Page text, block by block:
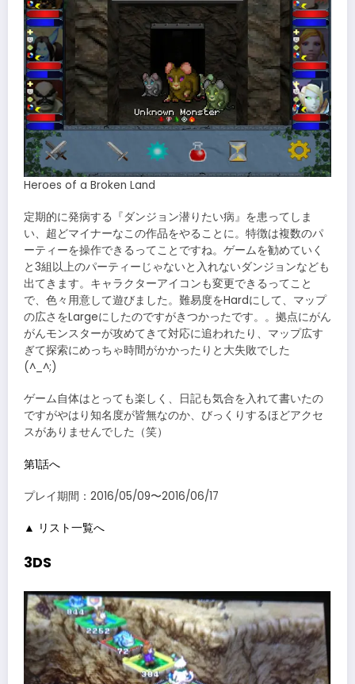
Heroes of a Broken Land
定期的に発病する『ダンジョン潜りたい病』を患ってしま
い、超どマイナーなこの作品をやることに。特徴は複数のパ
ーティーを操作できるってことですね。ゲームを勧めていく
と3組以上のパーティーじゃないと入れないダンジョンなども
出てきます。キャラクターアイコンも変更できるってこと
で、色々用意して遊びました。難易度をHardにして、マップ
の広さをLargeにしたのですがきつかったです。。拠点にがん
がんモンスターが攻めてきて対応に追われたり、マップ広す
ぎて探索にめっちゃ時間がかかったりと大失敗でした
(^_^;)
ゲーム自体はとっても楽しく、日記も気合を入れて書いたの
ですがやはり知名度が皆無なのか、びっくりするほどアクセ
スがありませんでした（笑）
第1話へ
プレイ期間：2016/05/09〜2016/06/17
▲ リスト一覧へ
3DS